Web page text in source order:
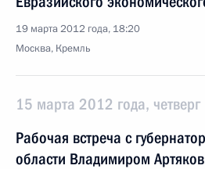
19 марта 2012 года, 18:20
Москва, Кремль
15 марта 2012 года, четверг
Рабочая встреча с
области Владимиром